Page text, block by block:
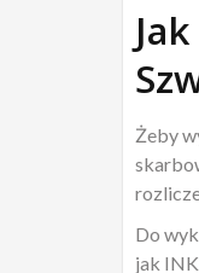
Żeby
Do
jak